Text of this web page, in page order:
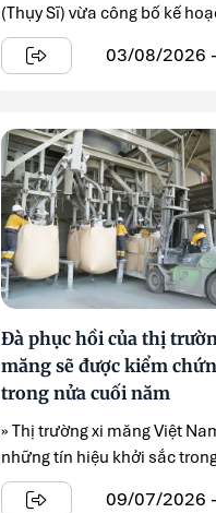
(Thụy Sĩ) vừa công bố kế
toàn ...
03/08/2026
Đà phục hồi của thị
măng sẽ được kiểm
trong nửa cuối năm
» Thị trường xi măng Việt
những tín hiệu khởi sắc
tháng đầu năm ...
09/07/2026